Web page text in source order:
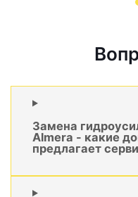
Замена
Almera - какие
предлагает